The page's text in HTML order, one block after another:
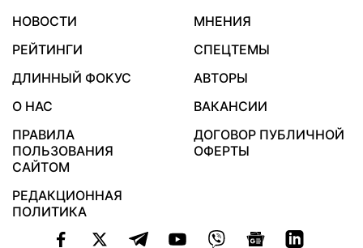
НОВОСТИ
МНЕНИЯ
РЕЙТИНГИ
СПЕЦТЕМЫ
ДЛИННЫЙ ФОКУС
АВТОРЫ
О НАС
ВАКАНСИИ
ПРАВИЛА
ПОЛЬЗОВАНИЯ
САЙТОМ
ДОГОВОР ПУБЛИЧНОЙ
ОФЕРТЫ
РЕДАКЦИОННАЯ
ПОЛИТИКА